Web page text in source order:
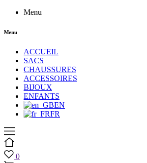
Menu
Menu
ACCUEIL
SACS
CHAUSSURES
ACCESSOIRES
BIJOUX
ENFANTS
EN
FR
0